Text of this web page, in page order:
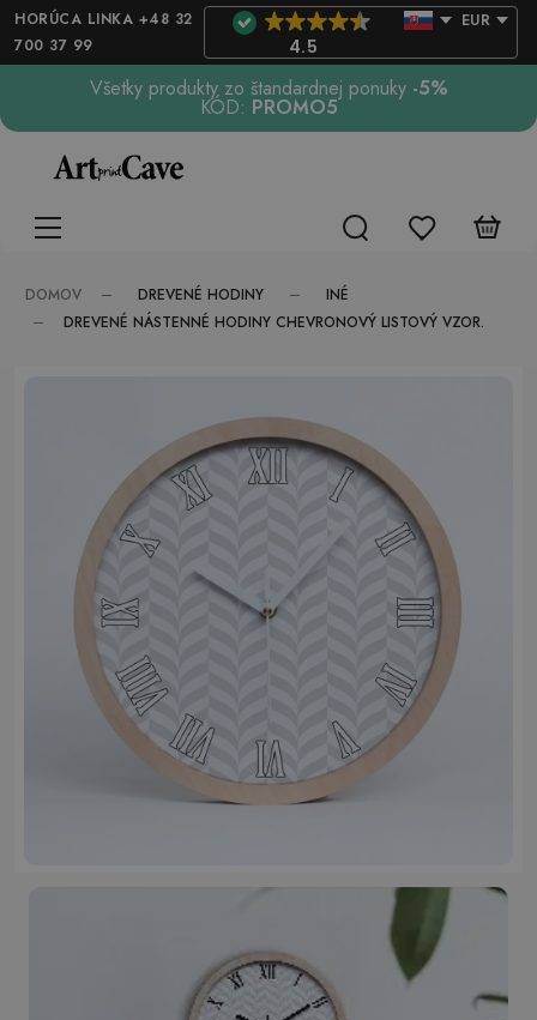
HORÚCA LINKA +48 32
700 37 99
4.5
EUR
Všetky produkty zo štandardnej ponuky -5%
KÓD: PROMO5
DOMOV DREVENÉ HODINY
INÉ
DREVENÉ NÁSTENNÉ HODINY CHEVRONOVÝ LISTOVÝ VZOR.